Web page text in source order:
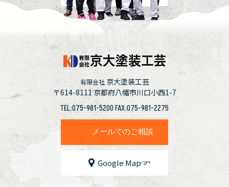
有限会社 京大塗装工芸
〒614-8111京都府八幡市川口小西1-7
TEL:075-981-5200 FAX:075-981-2275
メールでのご相談
Google Map